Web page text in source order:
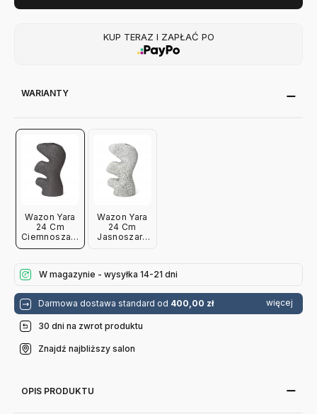
KUP TERAZ I ZAPŁAĆ PO
WARIANTY
Wazon Yara
24 Cm
Ciemnoszary
Ferm Living
Wazon Yara
24 Cm
Jasnoszary
W magazynie - wysyłka 14-21 dni
Darmowa dostawa standard od 400,00 zł więcej
30 dni na zwrot produktu
Znajdź najbliższy salon
OPIS PRODUKTU